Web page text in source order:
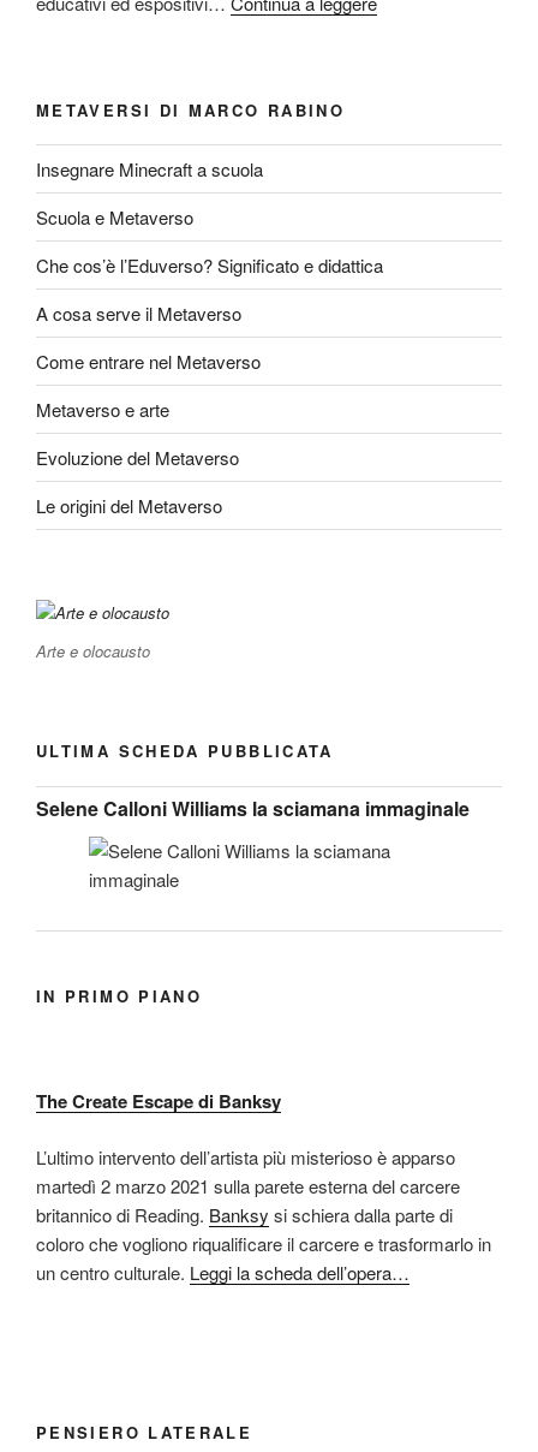
METAVERSI DI MARCO RABINO
Insegnare Minecraft a scuola
Scuola e Metaverso
Che cos’è l’Eduverso? Significato e didattica
A cosa serve il Metaverso
Come entrare nel Metaverso
Metaverso e arte
Evoluzione del Metaverso
Le origini del Metaverso
Arte e olocausto
ULTIMA SCHEDA PUBBLICATA
Selene Calloni Williams la sciamana immaginale
IN PRIMO PIANO
The Create Escape di Banksy
L’ultimo intervento dell’artista più misterioso è apparso
martedì 2 marzo 2021 sulla parete esterna del carcere
britannico di Reading. Banksy si schiera dalla parte di
coloro che vogliono riqualificare il carcere e trasformarlo in
un centro culturale. Leggi la scheda dell’opera…
PENSIERO LATERALE